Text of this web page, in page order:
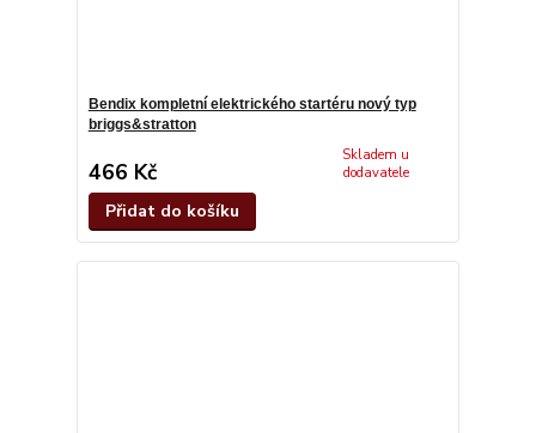
Bendix kompletní elektrického startéru nový typ
briggs&stratton
466 Kč
Skladem u
dodavatele
Přidat do košíku